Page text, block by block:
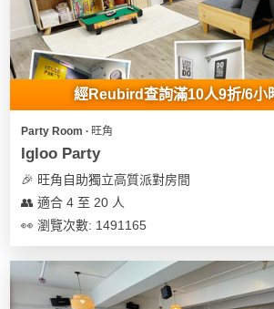
註
冊
服
務
及
產
品
類
經Reubird查詢滿10人9折/6小
Party Room ∙ 旺角
Igloo Party
🎉 旺角自助獨立高質派對房間
👥 適合 4 至 20 人
👀 瀏覽次數: 1491165